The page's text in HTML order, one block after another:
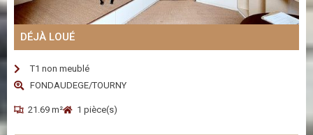
DÉJÀ LOUÉ
T1 non meublé
FONDAUDEGE/TOURNY
21.69 m² 1 pièce(s)